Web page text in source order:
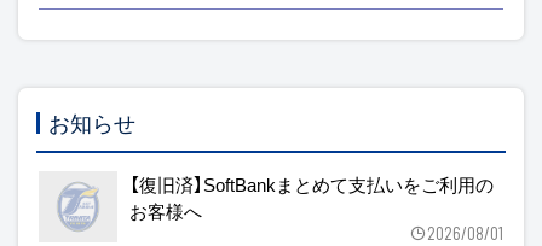
お知らせ
【復旧済】SoftBankまとめて支払いをご利用の
お客様へ
2026/08/01